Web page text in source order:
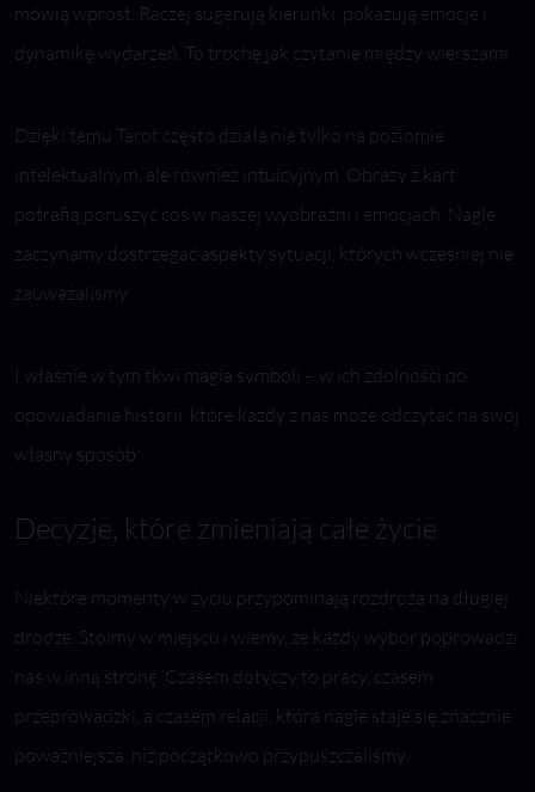
mówią wprost. Raczej sugerują kierunki, pokazują emocje i
dynamikę wydarzeń. To trochę jak czytanie między wierszami.
Dzięki temu Tarot często działa nie tylko na poziomie
intelektualnym, ale również intuicyjnym. Obrazy z kart
potrafią poruszyć coś w naszej wyobraźni i emocjach. Nagle
zaczynamy dostrzegać aspekty sytuacji, których wcześniej nie
zauważaliśmy.
I właśnie w tym tkwi magia symboli – w ich zdolności do
opowiadania historii, które każdy z nas może odczytać na swój
własny sposób.
Decyzje, które zmieniają całe życie
Niektóre momenty w życiu przypominają rozdroża na długiej
drodze. Stoimy w miejscu i wiemy, że każdy wybór poprowadzi
nas w inną stronę. Czasem dotyczy to pracy, czasem
przeprowadzki, a czasem relacji, która nagle staje się znacznie
poważniejsza, niż początkowo przypuszczaliśmy.